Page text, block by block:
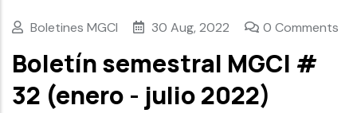
Boletines MGCI 30 Aug, 2022 0 Comments
Boletín semestral MGCI #
32 (enero - julio 2022)